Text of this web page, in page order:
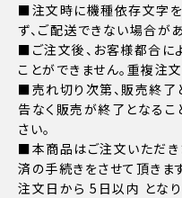
■注文時に機種依存文字を
ず、ご配送できない場合が
■ご注文後、お客様都合に
ことができません。重複注
■売れ切り次第、販売終了
告なく販売が終了となる
さい。
■本商品はご注文いただき
済の手続きをさせて頂きま
注文日から 5日以内 となり